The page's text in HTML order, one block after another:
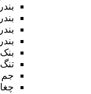
بنک
جم